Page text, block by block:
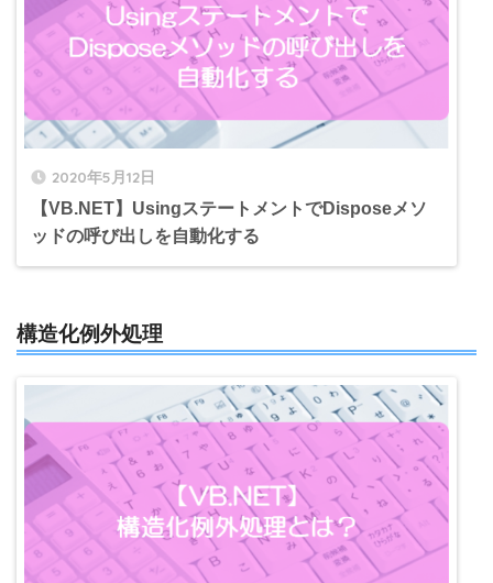
2020年5月12日
【VB.NET】UsingステートメントでDisposeメソ
ッドの呼び出しを自動化する
構造化例外処理